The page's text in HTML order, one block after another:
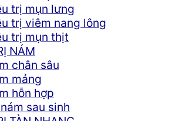
trị mụn lưng
trị viêm nang lông
trị mụn thịt
NÁM
chân sâu
mảng
hỗn hợp
sau sinh